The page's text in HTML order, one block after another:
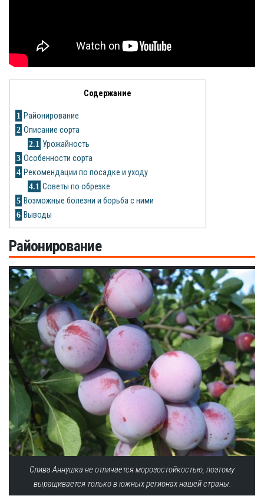
Помидоры
Драцена
Петуния
Рецепты
Содержание
1 Районирование
2 Описание сорта
2.1 Урожайность
3 Особенности сорта
4 Рекомендации по посадке и уходу
4.1 Советы по обрезке
5 Возможные болезни и борьба с ними
6 Выводы
Районирование
Слива Аннушка не отличается морозостойкостью, поэтому
выращивается только в южных регионах нашей страны.